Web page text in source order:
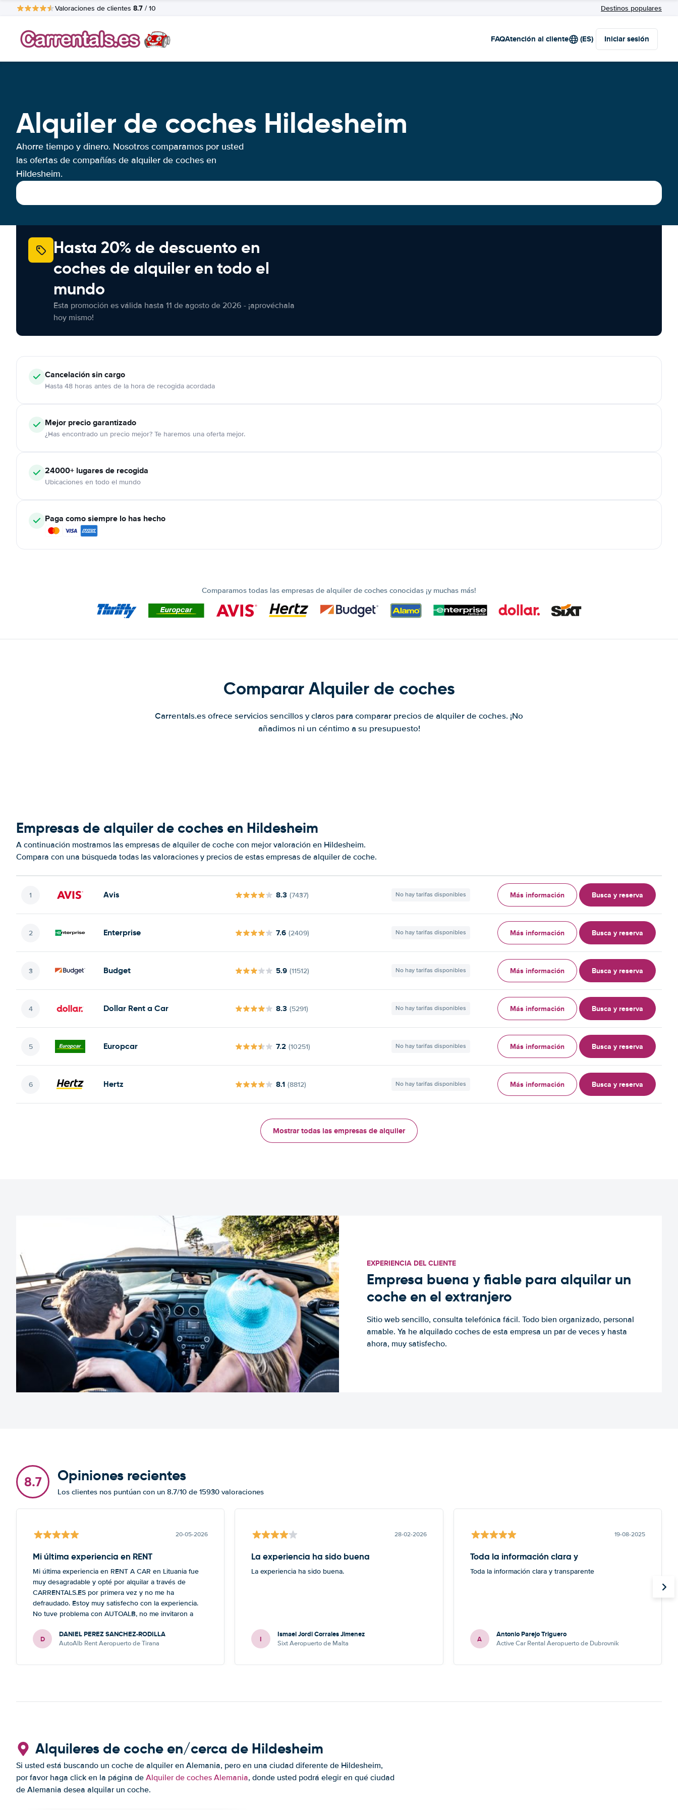
Valoraciones de clientes 8.7 / 10 Destinos populares
FAQAtención al cliente (ES) Iniciar sesión
Alquiler de coches Hildesheim
Ahorre tiempo y dinero. Nosotros comparamos por usted
las ofertas de compañías de alquiler de coches en
Hildesheim.
Hasta 20% de descuento en
coches de alquiler en todo el
mundo
Esta promoción es válida hasta 11 de agosto de 2026 - ¡aprovéchala
hoy mismo!
Cancelaciónsin cargo
Hasta 48 horas antes de la hora de recogida acordada
Mejor precio garantizado
¿Has encontrado un precio mejor? Te haremos una oferta mejor.
24000+ lugares de recogida
Ubicaciones en todo el mundo
Paga como siempre lo has hecho
Comparamos todas las empresas de alquiler de coches conocidas ¡y muchas más!
Comparar Alquiler de coches
Carrentals.es ofrece servicios sencillos y claros para comparar precios de alquiler de coches. ¡No
añadimos ni un céntimo a su presupuesto!
Empresas de alquiler de coches en Hildesheim
A continuación mostramos las empresas de alquiler de coche con mejor valoración en Hildesheim.
Compara con una búsqueda todas las valoraciones y precios de estas empresas de alquiler de coche.
Avis 8.3 (7437) No hay tarifas disponibles Más información Busca y reserva
Enterprise 7.6 (2409) No hay tarifas disponibles Más información Busca y reserva
Budget 5.9 (11512) No hay tarifas disponibles Más información Busca y reserva
Dollar Rent a Car 8.3 (5291) No hay tarifas disponibles Más información Busca y reserva
Europcar 7.2 (10251) No hay tarifas disponibles Más información Busca y reserva
Hertz 8.1 (8812) No hay tarifas disponibles Más información Busca y reserva
Mostrar todas las empresas de alquiler
EXPERIENCIA DEL CLIENTE
Empresa buena y fiable para alquilar un
coche en el extranjero
Sitio web sencillo, consulta telefónica fácil. Todo bien organizado, personal
amable. Ya he alquilado coches de esta empresa un par de veces y hasta
ahora, muy satisfecho.
8.7 Opiniones recientes
Los clientes nos puntúan con un 8.7/10 de 15930 valoraciones
20-05-2026
Mi última experiencia en RENT
Mi última experiencia en RENT A CAR en Lituania fue
muy desagradable y opté por alquilar a través de
CARRENTALS.ES por primera vez y no me ha
defraudado. Estoy muy satisfecho con la experiencia.
No tuve problema con AUTOALB, no me invitaron a
mis anteriores viajes nunca había alquilado con
CARRENTALS y si mi próximo viaje tengo opción
gracias. RECOMIENDO CARRENTALS al menos para
D DANIEL PEREZ SANCHEZ-RODILLA
AutoAlb Rent Aeropuerto de Tirana
28-02-2026
La experiencia ha sido buena
La experiencia ha sido buena.
I Ismael Jordi Corrales Jimenez
Sixt Aeropuerto de Malta
19-08-2025
Toda la información clara y
Toda la información clara y transparente
A Antonio Parejo Triguero
Active Car Rental Aeropuerto de Dubrovnik
Alquileres de coche en/cerca de Hildesheim
Si usted está buscando un coche de alquiler en Alemania, pero en una ciudad diferente de Hildesheim,
por favor haga click en la página de Alquiler de coches Alemania, donde usted podrá elegir en qué ciudad
de Alemania desea alquilar un coche.